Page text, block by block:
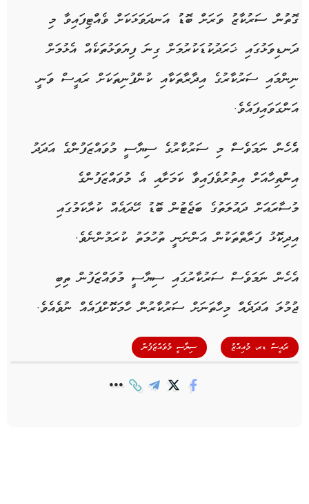
ގޮތުން ސަރުކާޒު ވަރަށް ބޮޑު އަނދަވަޅަކަށް ވެއްޓިފައިވާ މި
ދަނޑިވަޅުގައި ޚަރަދުކުޑަކުރުމަށް ގިނަ ފިޔަވަޅުތަކެއް އެޅުމަށް
ނިންމައި ސަރުކާރުގެ އިދާރާތަކާއި ކުންފުނިތަކަށް ރައީސް ވަނީ
އަންގަވައިފައެވެ.
އެެހެން ނަމަވެސް މި ސަރުކާރުގެ ސިޔާސީ މުވައްޒަފުންގެ އަދަދު
އިންތިހާއަށް އިތުރުވެފައިވާ ކަމަށާއި އެ މުވައްޒަފުންގެ
މުސާރައަށް ދައުލަތުގެ ބަޖެޓުން ބޮޑު ހޭދައެއް ކުރާކަމުގައި
އިދިކޮޅު ފަރާތްތަކުން އަންނަނީ ތުހުމަތު ކުރަމުންނެވެ.
އެހެން ނަމަވެސް ސަރުކާރުގައި ސިޔާސީ މުވައްޒަފުން ތިބި
ޖުމުލަ އަދަދެއް މިހާތަނަށް ސަރުކާރުން ހާމަކޮށްފައެއް ނުވެއެވެ.
ރައީސް ޑރ، މުއިއްޒު ސިޔާސީ މުވައްޒަފުން